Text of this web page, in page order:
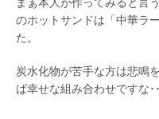
まぁ本人が作ってみると言
のホットサンドは「中華ラ
た。
炭水化物が苦手な方は悲鳴
ば幸せな組み合わせですな･･